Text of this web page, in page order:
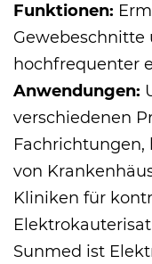
Funktionen:
hochfrequenter
Anwendungen:
verschiedenen
Fachrichtungen,
von
Kliniken für
Sunmed ist